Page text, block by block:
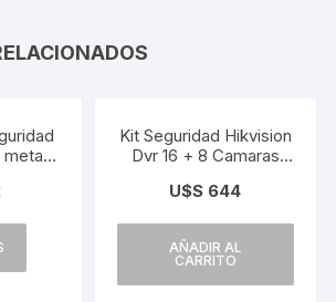
metal
Kit Seguridad Hikvision
Dvr 16 + 8 Camaras
U$S 644
AÑADIR AL
CARRITO